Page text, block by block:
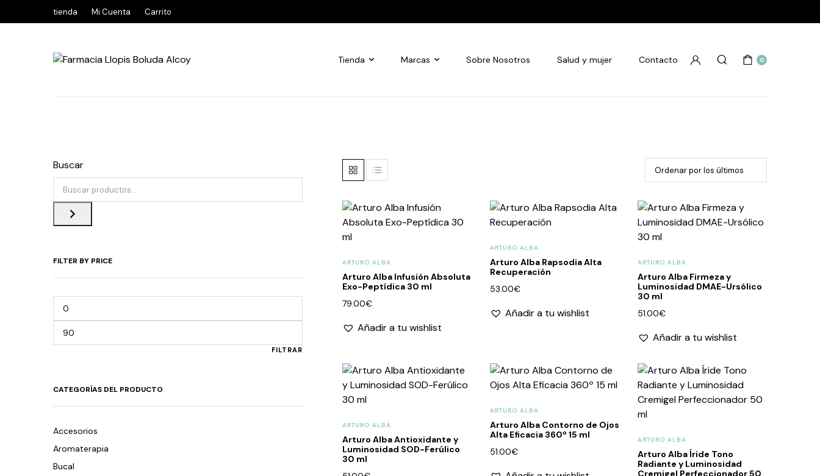
tienda Mi Cuenta Carrito
Tienda Marcas Sobre Nosotros Salud y mujer Contacto 0
Buscar
FILTER BY PRICE
mínimo
máximo
FILTRAR
CATEGORÍAS DEL PRODUCTO
Accesorios
Aromaterapia
Bucal
ARTURO ALBA
Arturo Alba Infusión Absoluta
Exo-Peptídica 30 ml
79.00€
Añadir a tu wishlist
ARTURO ALBA
Arturo Alba Rapsodia Alta
Recuperación
53.00€
Añadir a tu wishlist
ARTURO ALBA
Arturo Alba Firmeza y
Luminosidad DMAE-Ursólico
30 ml
51.00€
Añadir a tu wishlist
ARTURO ALBA
Arturo Alba Antioxidante y
Luminosidad SOD-Ferúlico
30 ml
ARTURO ALBA
Arturo Alba Contorno de Ojos
Alta Eficacia 360º 15 ml
51.00€
ARTURO ALBA
Arturo Alba Íride Tono
Radiante y Luminosidad
Cremigel Perfeccionador 50